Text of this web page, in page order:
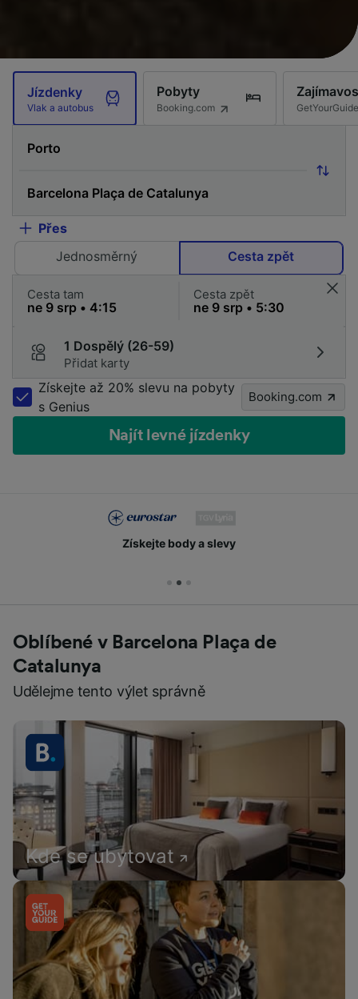
Jízdenky
Vlak a autobus
Pobyty
Booking.com GetYourGuide
Přes
Jednosměrný
Cesta zpět
Cesta tam Cesta zpět
1 Dospělý (26-59)
Přidat karty
Získejte až 20% slevu na pobyty
s Genius
Booking.com
Najít levné jízdenky
Získejte body a slevy
Oblíbené v Barcelona Plaça de
Catalunya
Udělejme tento výlet správně
Kde se ubytovat